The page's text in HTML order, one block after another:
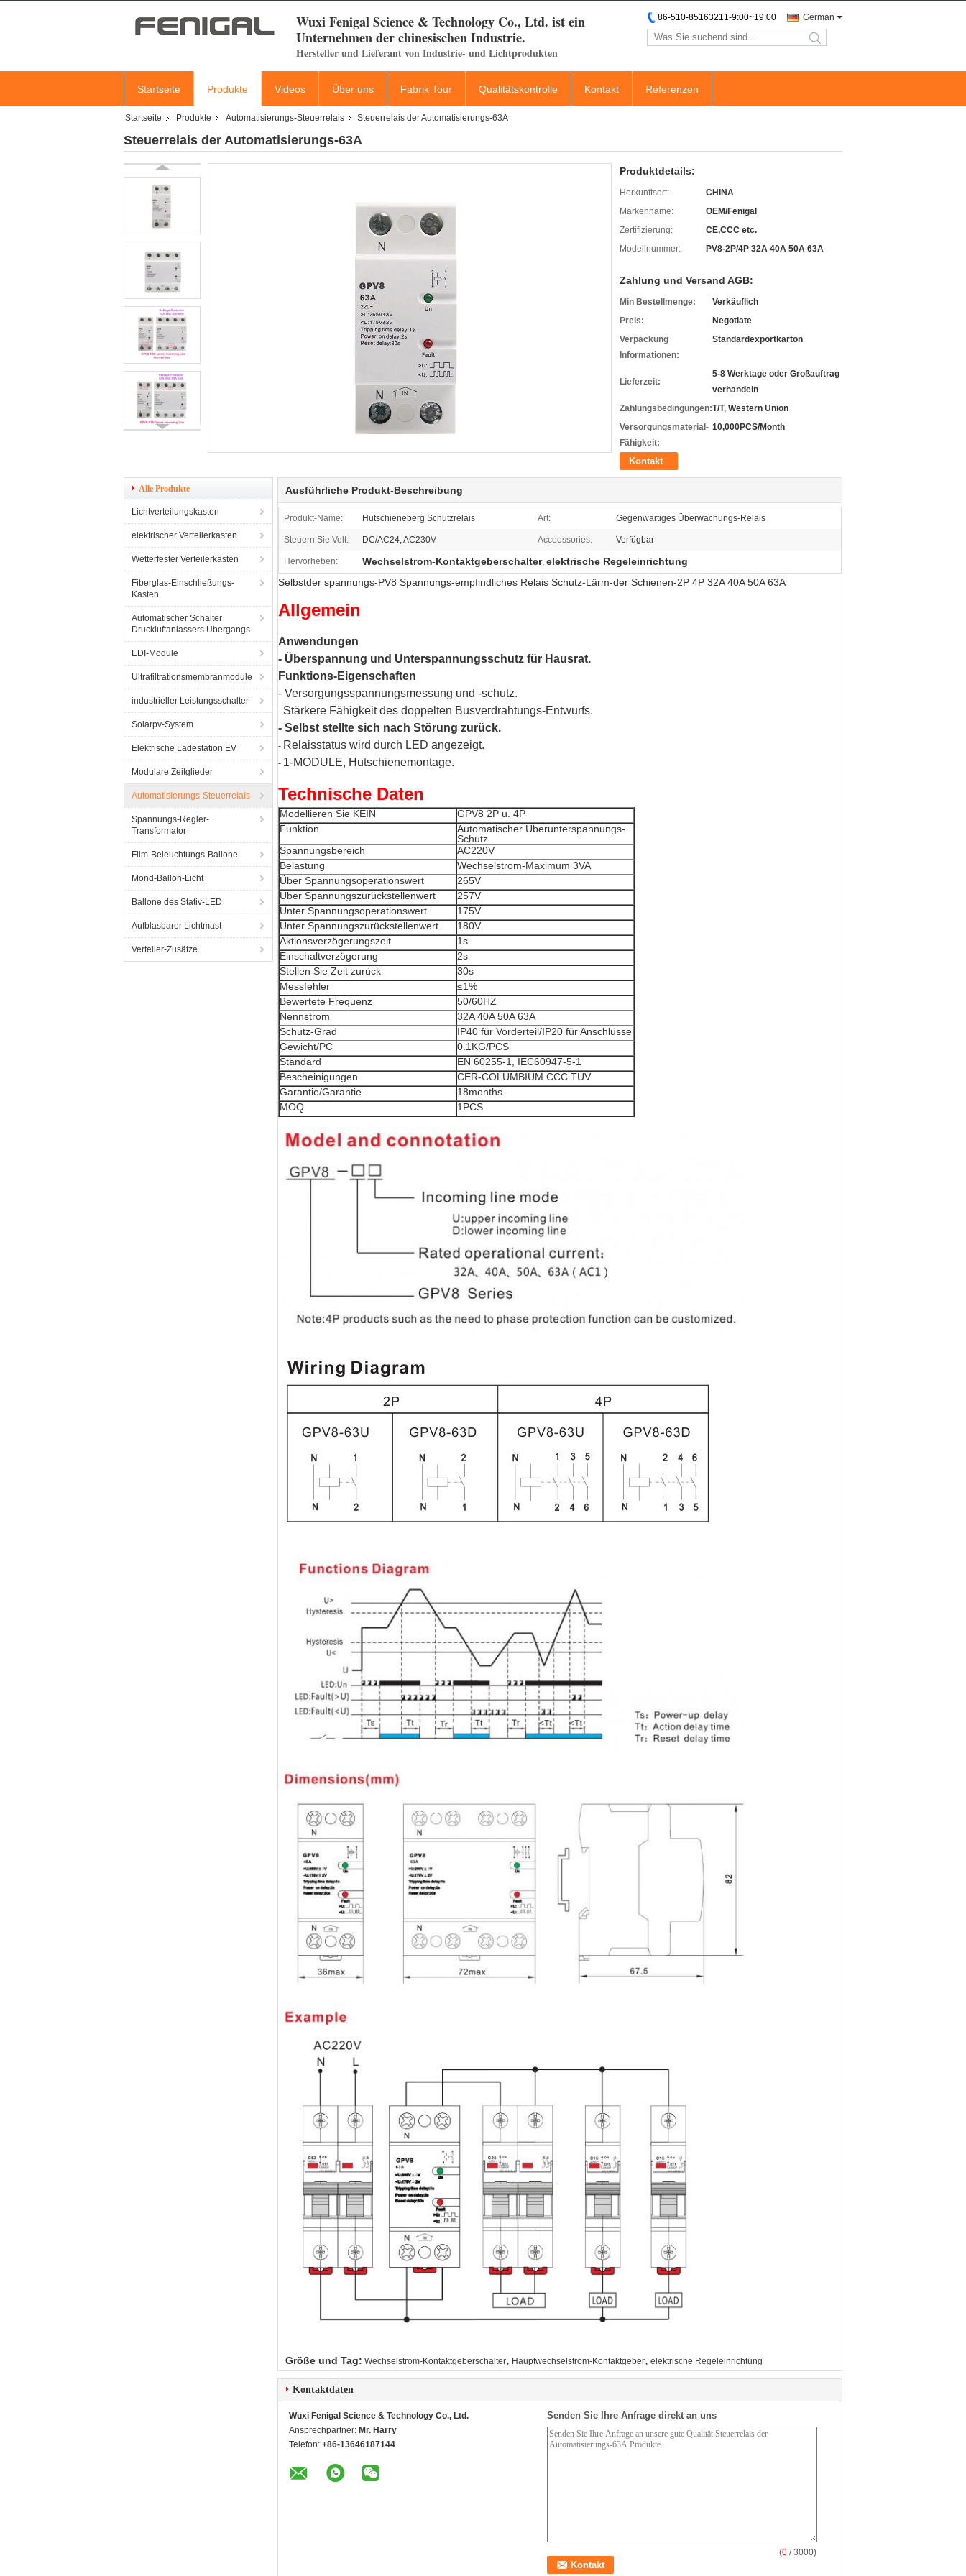
Wuxi Fenigal Science & Technology Co., Ltd. ist ein
Unternehmen der chinesischen Industrie.
Hersteller und Lieferant von Industrie- und Lichtprodukten
German
86-510-85163211-9:00~19:00
search
Startseite Produkte Videos Über uns Fabrik Tour Qualitätskontrolle Kontakt Referenzen
Startseite Produkte Automatisierungs-Steuerrelais Steuerrelais der Automatisierungs-63A
Steuerrelais der Automatisierungs-63A
Produktdetails:
Herkunftsort:
CHINA
Markenname:
OEM/Fenigal
Zertifizierung:
CE,CCC etc.
Modellnummer:
PV8-2P/4P 32A 40A 50A 63A
Zahlung und Versand AGB:
Min Bestellmenge:
Verkäuflich
Preis:
Negotiate
Verpackung
Informationen:
Standardexportkarton
Lieferzeit:
5-8 Werktage oder Großauftrag
verhandeln
Zahlungsbedingungen:T/T, Western Union
Versorgungsmaterial-
Fähigkeit:
10,000PCS/Month
Kontakt
Alle Produkte
Lichtverteilungskasten
elektrischer Verteilerkasten
Wetterfester Verteilerkasten
Fiberglas-Einschließungs-
Kasten
Automatischer Schalter
Druckluftanlassers Übergangs
EDI-Module
Ultrafiltrationsmembranmodule
industrieller Leistungsschalter
Solarpv-System
Elektrische Ladestation EV
Modulare Zeitglieder
Automatisierungs-Steuerrelais
Spannungs-Regler-
Transformator
Film-Beleuchtungs-Ballone
Mond-Ballon-Licht
Ballone des Stativ-LED
Aufblasbarer Lichtmast
Verteiler-Zusätze
Ausführliche Produkt-Beschreibung
Produkt-Name: Hutschieneberg Schutzrelais Art: Gegenwärtiges Überwachungs-Relais
Steuern Sie Volt: DC/AC24, AC230V Acceossories: Verfügbar
Hervorheben: Wechselstrom-Kontaktgeberschalter, elektrische Regeleinrichtung
Selbstder spannungs-PV8 Spannungs-empfindliches Relais Schutz-Lärm-der Schienen-2P 4P 32A 40A 50A 63A
Allgemein
Anwendungen
- Überspannung und Unterspannungsschutz für Hausrat.
Funktions-Eigenschaften
- Versorgungsspannungsmessung und -schutz.
- Stärkere Fähigkeit des doppelten Busverdrahtungs-Entwurfs.
- Selbst stellte sich nach Störung zurück.
- Relaisstatus wird durch LED angezeigt.
- 1-MODULE, Hutschienemontage.
Technische Daten
Modellieren Sie KEIN
GPV8 2P u. 4P
Funktion
Automatischer Überunterspannungs-
Schutz
Spannungsbereich
AC220V
Belastung
Wechselstrom-Maximum 3VA
Über Spannungsoperationswert
265V
Über Spannungszurückstellenwert
257V
Unter Spannungsoperationswert
175V
Unter Spannungszurückstellenwert
180V
Aktionsverzögerungszeit
1s
Einschaltverzögerung
2s
Stellen Sie Zeit zurück
30s
Messfehler
≤1%
Bewertete Frequenz
50/60HZ
Nennstrom
32A 40A 50A 63A
Schutz-Grad
IP40 für Vorderteil/IP20 für Anschlüsse
Gewicht/PC
0.1KG/PCS
Standard
EN 60255-1, IEC60947-5-1
Bescheinigungen
CER-COLUMBIUM CCC TUV
Garantie/Garantie
18months
MOQ
1PCS
Größe und Tag: Wechselstrom-Kontaktgeberschalter, Hauptwechselstrom-Kontaktgeber, elektrische Regeleinrichtung
Kontaktdaten
Wuxi Fenigal Science & Technology Co., Ltd.
Ansprechpartner: Mr. Harry
Telefon: +86-13646187144
Senden Sie Ihre Anfrage direkt an uns
(0 / 3000)